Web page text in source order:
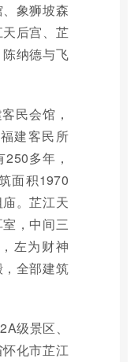
象狮坡森
后宫、芷
纳德与飞
民会馆，
建客民所
多年，
面积1970
。芷江天
，中间三
左为财神
全部建筑
级景区、
化市芷江